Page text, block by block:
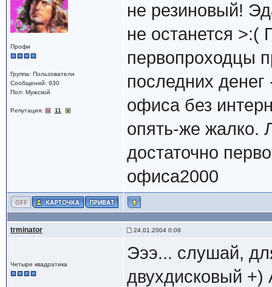
Профи
Группа: Пользователи
Сообщений: 930
Пол: Мужской
Репутация: 11
не резиновый!
не останется
первопроходцы
последних денег
офиса без
опять-же жалко.
достаточно
офиса2000
trminator 24.01.2004 0:08
Четыре квадратика
Эээ... слушай,
двухдисковый